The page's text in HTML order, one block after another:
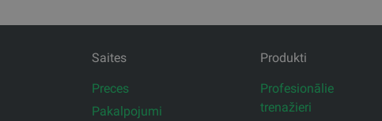
Saites
Preces
Pakalpojumi
Produkti
Profesionālie
trenažieri